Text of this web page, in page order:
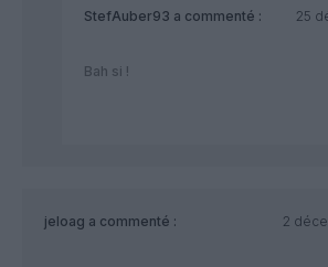
StefAuber93 a commenté :
25
Bah si !
jeloag a commenté :
2